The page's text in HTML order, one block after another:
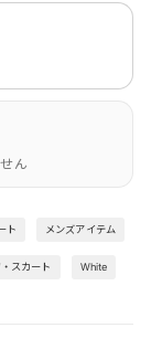
ん
ト メンズアイテム
スカート White